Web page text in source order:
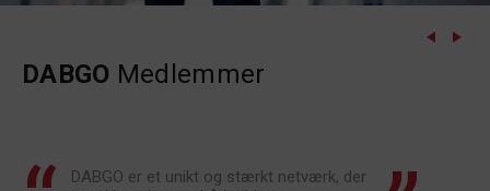
DABGO Medlemmer
DABGO er et unikt og stærkt netværk, der